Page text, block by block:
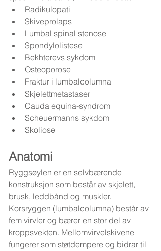
Radikulopati
Skiveprolaps
Lumbal spinal stenose
Spondylolistese
Bekhterevs sykdom
Osteoporose
Fraktur i lumbalcolumna
Skjelettmetastaser
Cauda equina-syndrom
Scheuermanns sykdom
Skoliose
Anatomi
Ryggsøylen er en selvbærende
konstruksjon som består av skjelett,
brusk, leddbånd og muskler.
Korsryggen (lumbalcolumna) består av
fem virvler og bærer en stor del av
kroppsvekten. Mellomvirvelskivene
fungerer som støtdempere og bidrar til